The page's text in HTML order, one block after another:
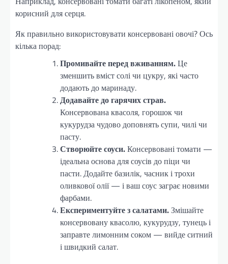
корисний для серця.
Як правильно використовувати консервовані овочі? Ось
кілька порад:
Промивайте перед вживанням.Це
зменшить вміст солі чи цукру, які часто
додають до маринаду.
Додавайте до гарячих страв.
Консервована квасоля, горошок чи
кукурудза чудово доповнять супи, чилі чи
пасту.
Створюйте соуси.Консервовані томати —
ідеальна основа для соусів до піци чи
пасти. Додайте базилік, часник і трохи
оливкової олії — і ваш соус заграє новими
фарбами.
Експериментуйте з салатами.Змішайте
консервовану квасолю, кукурудзу, тунець і
заправте лимонним соком — вийде ситний
і швидкий салат.